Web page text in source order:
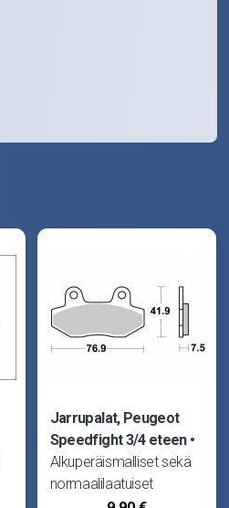
Jarrupalat, Peugeot
Speedfight 3/4 eteen
Alkuperäismalliset sekä
normaalilaatuiset